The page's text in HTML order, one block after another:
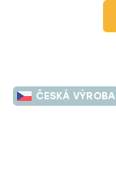
ČESKÁ VÝROBA